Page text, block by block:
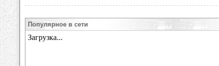
Популярное в сети